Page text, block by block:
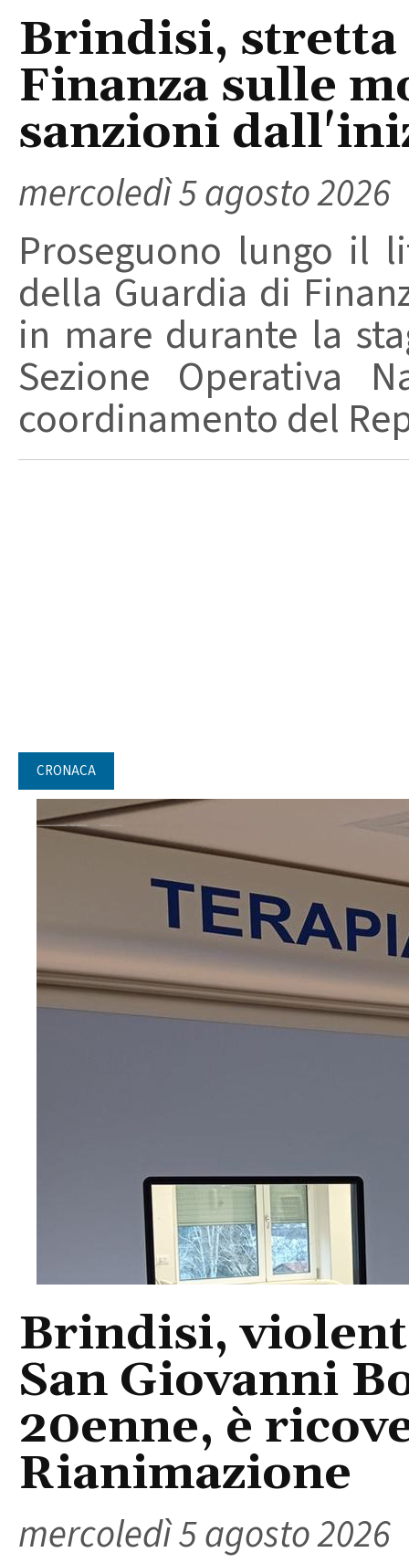
Brindisi, stretta
Finanza sulle
sanzioni
mercoledì 5 agosto 2026
Proseguono lungo il
della Guardia di
in mare durante la
Sezione Operativa
coordinamento del
CRONACA
Brindisi,
San Giovanni
20enne, è
Rianimazione
mercoledì 5 agosto 2026